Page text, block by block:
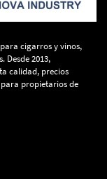
cigarros y vinos,
Desde 2013,
calidad, precios
propietarios de